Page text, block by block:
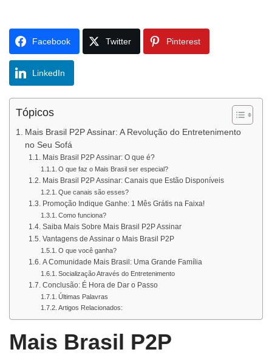
Facebook Twitter Pinterest
LinkedIn
Tópicos
Mais Brasil P2P Assinar: A Revolução do Entretenimento
no Seu Sofá
Mais Brasil P2P Assinar: O que é?
O que faz o Mais Brasil ser especial?
Mais Brasil P2P Assinar: Canais que Estão Disponíveis
Que canais são esses?
Promoção Indique Ganhe: 1 Mês Grátis na Faixa!
Como funciona?
Saiba Mais Sobre Mais Brasil P2P Assinar
Vantagens de Assinar o Mais Brasil P2P
O que você ganha?
A Comunidade Mais Brasil: Uma Grande Família
Socialização Através do Entretenimento
Conclusão: É Hora de Dar o Passo
Últimas Palavras
Artigos Relacionados:
Mais Brasil P2P